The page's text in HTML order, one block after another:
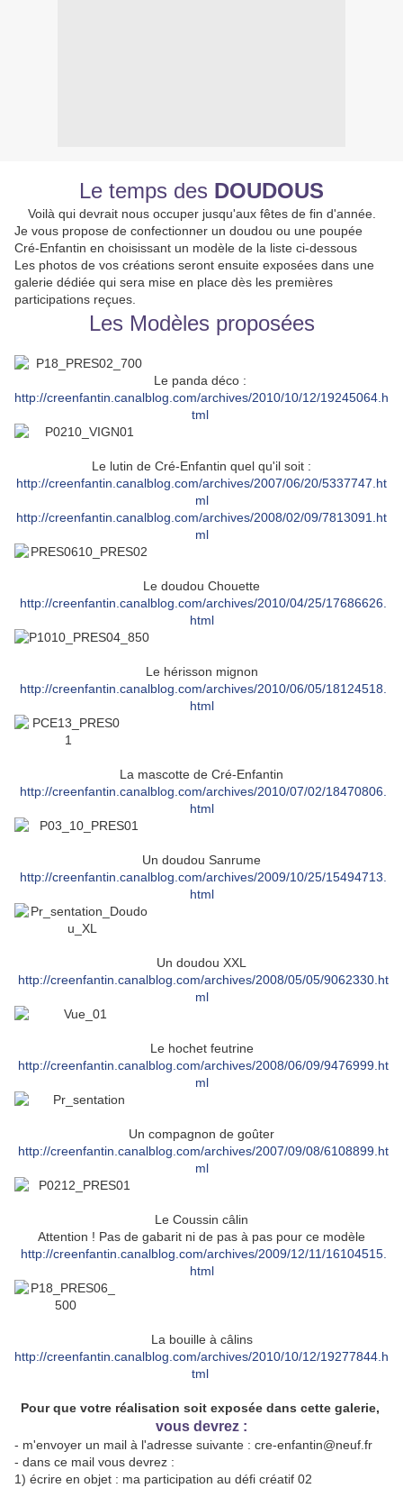
Le temps des DOUDOUS
Voilà qui devrait nous occuper jusqu'aux fêtes de fin d'année.
Je vous propose de confectionner un doudou ou une poupée
Cré-Enfantin en choisissant un modèle de la liste ci-dessous
Les photos de vos créations seront ensuite exposées dans une
galerie dédiée qui sera mise en place dès les premières
participations reçues.
Les Modèles proposées
Le panda déco :
http://creenfantin.canalblog.com/archives/2010/10/12/19245064.h
tml
Le lutin de Cré-Enfantin quel qu'il soit :
http://creenfantin.canalblog.com/archives/2007/06/20/5337747.ht
ml
http://creenfantin.canalblog.com/archives/2008/02/09/7813091.ht
ml
Le doudou Chouette
http://creenfantin.canalblog.com/archives/2010/04/25/17686626.
html
Le hérisson mignon
http://creenfantin.canalblog.com/archives/2010/06/05/18124518.
html
La mascotte de Cré-Enfantin
http://creenfantin.canalblog.com/archives/2010/07/02/18470806.
html
Un doudou Sanrume
http://creenfantin.canalblog.com/archives/2009/10/25/15494713.
html
Un doudou XXL
http://creenfantin.canalblog.com/archives/2008/05/05/9062330.ht
ml
Le hochet feutrine
http://creenfantin.canalblog.com/archives/2008/06/09/9476999.ht
ml
Un compagnon de goûter
http://creenfantin.canalblog.com/archives/2007/09/08/6108899.ht
ml
Le Coussin câlin
Attention ! Pas de gabarit ni de pas à pas pour ce modèle
http://creenfantin.canalblog.com/archives/2009/12/11/16104515.
html
La bouille à câlins
http://creenfantin.canalblog.com/archives/2010/10/12/19277844.h
tml
Pour que votre réalisation soit exposée dans cette galerie,
vous devrez :
- m'envoyer un mail à l'adresse suivante : cre-enfantin@neuf.fr
- dans ce mail vous devrez :
1) écrire en objet : ma participation au défi créatif 02